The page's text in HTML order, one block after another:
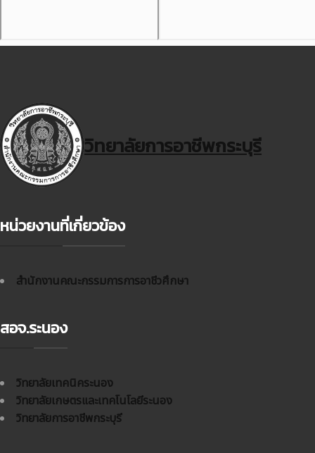
วิทยาลัยการอาชีพกระบุรี
หน่วยงานที่เกี่ยวข้อง
สำนักงานคณะกรรมการการอาชีวศึกษา
สอจ.ระนอง
วิทยาลัยเทคนิคระนอง
วิทยาลัยเกษตรและเทคโนโลยีระนอง
วิทยาลัยการอาชีพกระบุรี